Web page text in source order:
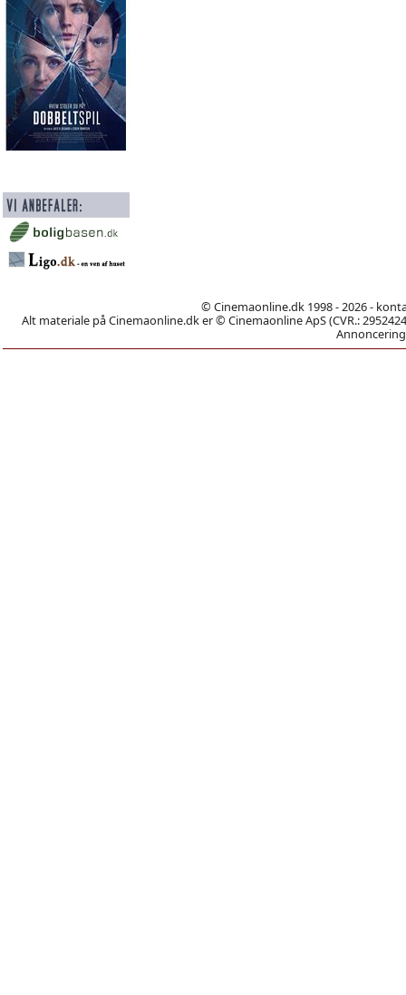
© Cinemaonline.dk 1998 - 2026 -
Alt materiale på Cinemaonline.dk er © Cinemaonline ApS (CVR.: